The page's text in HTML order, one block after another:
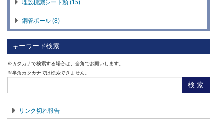
鉄塔材 (35)
電車線用がいし (4)
外線接地材料 (18)
埋設標識シート類 (15)
鋼管ポール (8)
コンクリートポール (15)
ポール基礎用ブロック (10)
バンド類 (13)
ステンレスバンド・付属品 (8)
キーワード検索
※カタカナで検索する場合は、全角でお願いします。
※半角カタカナでは検索できません。
検 索
リンク切れ報告